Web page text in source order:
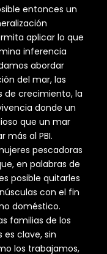
entonces un
aplicar lo que
inferencia
abordar
del mar, las
de crecimiento, la
donde un
que un mar
más al PBI.
pescadoras
en palabras de
posible quitarles
con el fin
doméstico.
familias de los
es clave, sin
los trabajamos,